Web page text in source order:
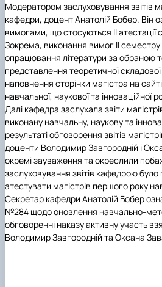
Модератором заслуховування звітів
кафедри, доцент Анатолій Бобер. Він
вимогами, що стосуються ІІ атестації
Зокрема, виконання вимог ІІ семестру
опрацювання літератури за обраною
представлення теоретичної
наповнення сторінки магістра на
навчальної, наукової та інноваційної
Далі кафедра заслухала звіти
виконану навчальну, наукову та
результаті обговорення звітів
доценти Володимир Завгородній і
окремі зауваження та окреслили
заслуховування звітів кафедрою
атестувати магістрів першого року
Секретар кафедри Анатолій Бобер
№284 щодо оновлення навчально-
обговоренні наказу активну участь
Володимир Завгородній та Оксана